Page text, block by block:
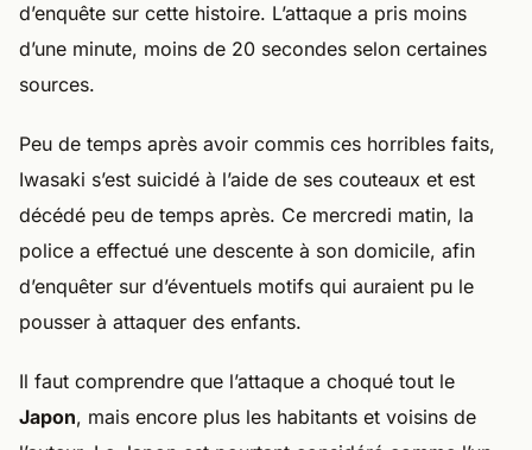
d’enquête sur cette histoire. L’attaque a pris moins
d’une minute, moins de 20 secondes selon certaines
sources.
Peu de temps après avoir commis ces horribles faits,
Iwasaki s’est suicidé à l’aide de ses couteaux et est
décédé peu de temps après. Ce mercredi matin, la
police a effectué une descente à son domicile, afin
d’enquêter sur d’éventuels motifs qui auraient pu le
pousser à attaquer des enfants.
Il faut comprendre que l’attaque a choqué tout le
Japon, mais encore plus les habitants et voisins de